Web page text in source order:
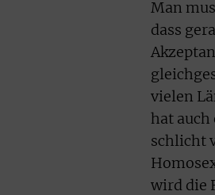
Man
dass
vielen
hat auch
schlicht
wird die